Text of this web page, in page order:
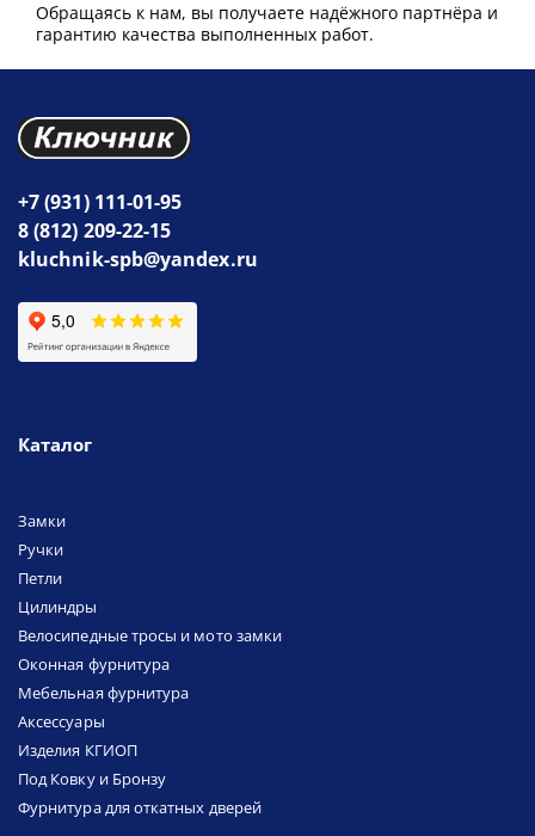
Обращаясь к нам, вы получаете надёжного партнёра и
гарантию качества выполненных работ.
+7 (931) 111-01-95
8 (812) 209-22-15
kluchnik-spb@yandex.ru
Каталог
Замки
Ручки
Петли
Цилиндры
Велосипедные тросы и мото замки
Оконная фурнитура
Мебельная фурнитура
Аксессуары
Изделия КГИОП
Под Ковку и Бронзу
Фурнитура для откатных дверей